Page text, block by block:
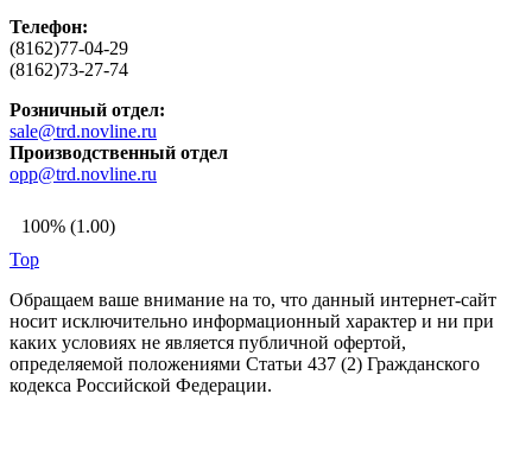
Телефон:
(8162)77-04-29
(8162)73-27-74
Розничный отдел:
sale@trd.novline.ru
Производственный отдел
opp@trd.novline.ru
100% (1.00)
Top
Обращаем ваше внимание на то, что данный интернет-сайт
носит исключительно информационный характер и ни при
каких условиях не является публичной офертой,
определяемой положениями Статьи 437 (2) Гражданского
кодекса Российской Федерации.